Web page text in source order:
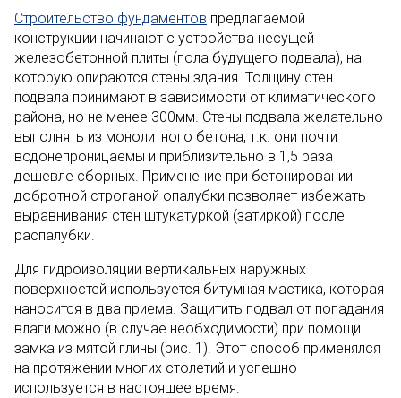
Строительство фундаментов предлагаемой
конструкции начинают с устройства несущей
железобетонной плиты (пола будущего подвала), на
которую опираются стены здания. Толщину стен
подвала принимают в зависимости от климатического
района, но не менее 300мм. Стены подвала желательно
выполнять из монолитного бетона, т.к. они почти
водонепроницаемы и приблизительно в 1,5 раза
дешевле сборных. Применение при бетонировании
добротной строганой опалубки позволяет избежать
выравнивания стен штукатуркой (затиркой) после
распалубки.
Для гидроизоляции вертикальных наружных
поверхностей используется битумная мастика, которая
наносится в два приема. Защитить подвал от попадания
влаги можно (в случае необходимости) при помощи
замка из мятой глины (рис. 1). Этот способ применялся
на протяжении многих столетий и успешно
используется в настоящее время.